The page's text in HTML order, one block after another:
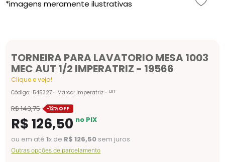
TORNEIRA PARA LAVATORIO MESA 1003
MEC AUT 1/2 IMPERATRIZ - 19566
Clique e veja!
Código: 545327 Marca: Imperatriz un
R$143,75 -12%
R$126,50 no PIX
ou em até1x de R$ 126,50 sem juros
Outras opções de parcelamento